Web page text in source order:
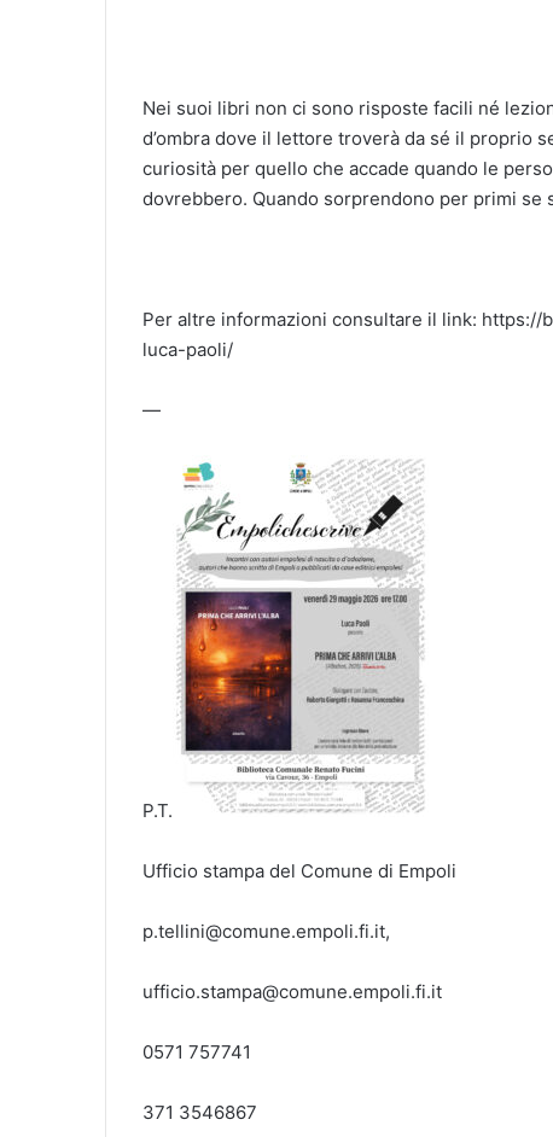
Nei suoi libri non ci sono risposte facili né
d’ombra dove il lettore troverà da sé il proprio
curiosità per quello che accade quando le
dovrebbero. Quando sorprendono per primi se
Per altre informazioni consultare il link:
luca-paoli/
—
P.T.
Ufficio stampa del Comune di Empoli
p.tellini@comune.empoli.fi.it,
ufficio.stampa@comune.empoli.fi.it
0571 757741
371 3546867